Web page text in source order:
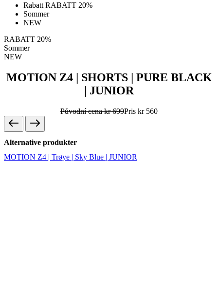
Rabatt RABATT 20%
Sommer
NEW
RABATT 20%
Sommer
NEW
MOTION Z4 | SHORTS | PURE BLACK
| JUNIOR
Původní cenakr 699Pris kr 560
Alternative produkter
MOTION Z4 | Trøye | Sky Blue | JUNIOR